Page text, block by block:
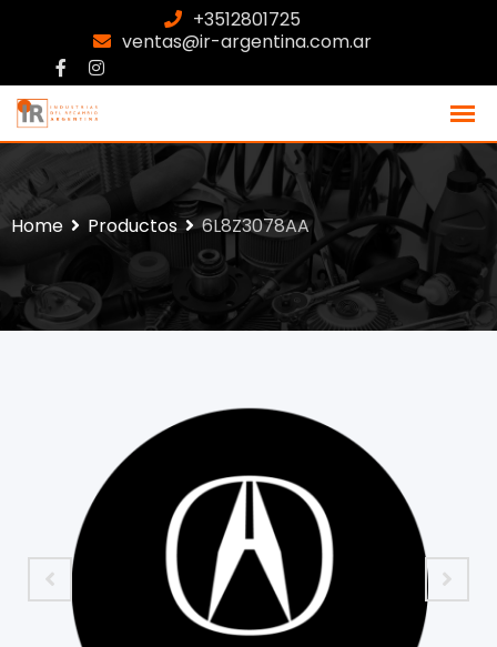
+3512801725
ventas@ir-argentina.com.ar
Home Productos 6L8Z3078AA